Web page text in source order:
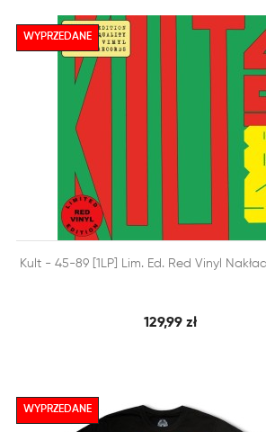
 DODAJ DO KOSZYKA SZYBKI
Kult - 45-89 [1LP] Lim. Ed. Red Vinyl
129,99 zł
WYPRZEDANE
WYPRZEDANE